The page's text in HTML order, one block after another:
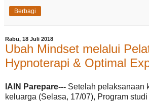
Berbagi
Rabu, 18 Juli 2018
Ubah Mindset melalui
Hypnoterapi & Optimal
IAIN Parepare--- Setelah pelaksanaan
keluarga (Selasa, 17/07), Program